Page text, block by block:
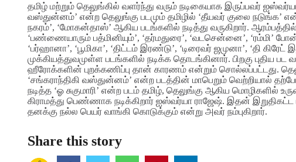
தமிழ் மற்றும் தெலுங்கில் வளர்ந்து வரும் நடிகையாக இருப்பவர்
வஸ்துன்னம்’ என்ற தெலுங்கு படமும் தமிழில் ‘தீயவர் குலை நடுங்க’
நகரம்’, ‘மோகன்தாஸ்’ ஆகிய படங்களில் நடித்து வருகிறார்.
‘பண்ணையாரும் பத்மினியும்’, ‘தர்மதுரை’, ‘வடசென்னை’, ‘ரம்மி’
‘பர்ஹானா’, ‘பூமிகா’, ‘திட்டம் இரண்டு’, ‘டிரைவர் ஜமுனா’, ‘தி
முக்கியத்துவமுள்ள படங்களில் நடிக்க தொடங்கினார். பிறகு புதிய
ஹீரோக்களின் புறக்கணிப்பு தான் காரணம் என்றும் சொல்லப்பட்டது.
‘சங்கராந்திகி வஸ்துன்னம்’ என்ற படத்தின் மாபெறும் வெற்றியால்
நடித்த ‘ஓ சுகுமாரி’ என்ற படம் தமிழ், தெலுங்கு ஆகிய மொழிகளில்
கிராமத்து பெண்ணாக நடிக்கிறார் ஐஸ்வர்யா ராஜேஷ். இதன் இறுதிகட்ட
தனக்கு நல்ல பெயர் வாங்கி கொடுக்கும் என்று அவர் நம்புகிறார்.
Share this story